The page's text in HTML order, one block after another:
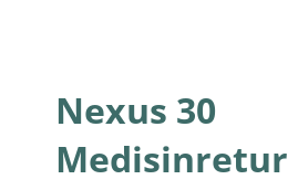
Nexus 30
Medisinretur